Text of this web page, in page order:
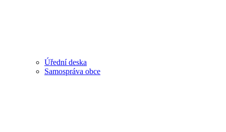
Úřední deska
Samospráva obce